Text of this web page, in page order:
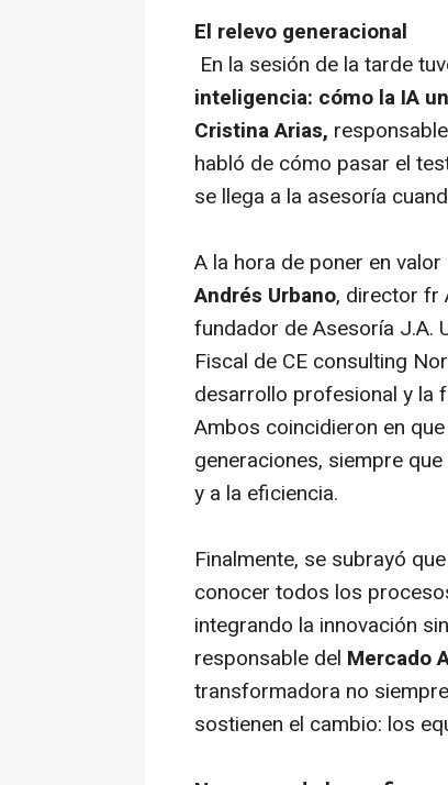
El relevo generacional
En la sesión de la tarde
inteligencia: cómo la IA
Cristina Arias,
habló de cómo pasar el
se llega a la asesoría
A la hora de poner en
Andrés Urbano, director fr
fundador de Asesoría J.A.
Fiscal de CE consulting
desarrollo profesional y la
Ambos coincidieron en
generaciones, siempre
y a la eficiencia.
Finalmente, se subrayó
conocer todos los
integrando la innovación
responsable del Mercado
transformadora no
sostienen el cambio: los